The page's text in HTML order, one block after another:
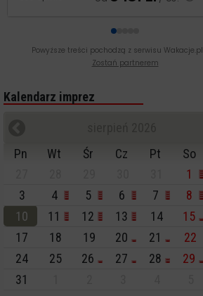
Powyższe treści pochodzą z serwisu Wakacje.pl
Zostań partnerem
Kalendarz imprez
Pn
Wt Śr Cz Pt So
1
3
4 5 6 7 8
10
11 12 13 14 15
17
18 19 20 21 22
24
25 26 27 28 29
31